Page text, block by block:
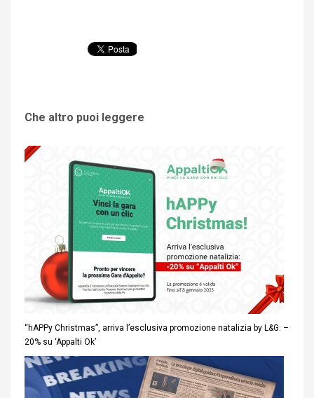
Che altro puoi leggere
“hAPPy Christmas”, arriva l’esclusiva promozione natalizia by L&G: –
20% su ‘Appalti Ok’